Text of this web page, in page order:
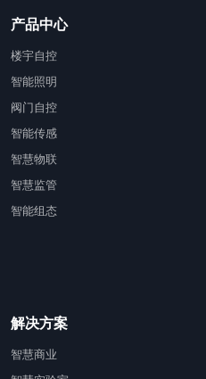
产品中心
楼宇自控
智能照明
阀门自控
智能传感
智慧物联
智慧监管
智能组态
解决方案
智慧商业